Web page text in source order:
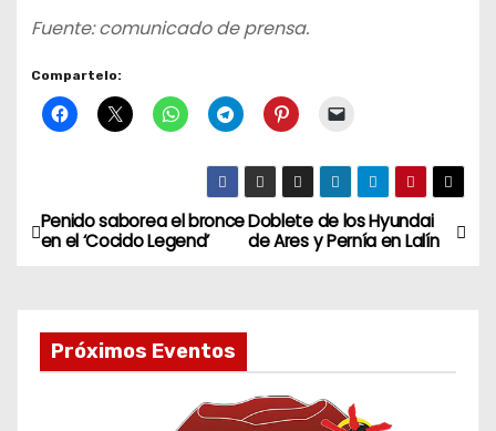
Fuente: comunicado de prensa.
Compartelo:
N
v
e
Doblete de los Hyundai
de Ares y Pernía en Lalín
Penido saborea el bronce
en el ‘Cocido Legend’
Próximos Eventos